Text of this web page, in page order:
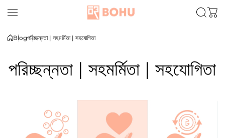
Blogপরিচ্ছন্নতা | সহমর্মিতা | সহযোগিতা
পরিচ্ছন্নতা | সহমর্মিতা | সহযোগিতা